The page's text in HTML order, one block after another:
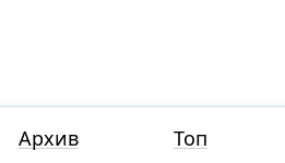
Архив Топ